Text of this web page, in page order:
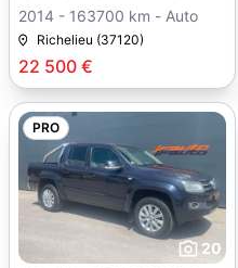
22 500 €
2014 - 163700 km - Auto
Richelieu (37120)
PRO
20